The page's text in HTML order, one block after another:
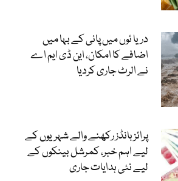
دریا ئوں میں پانی کے بہا میں
اضافے کا امکان، این ڈی ایم اے
نے الرٹ جاری کردیا
پرائز بانڈز رکھنے والے شہریوں کے
لیے اہم خبر، کمرشل بینکوں کے
لیے نئی ہدایات جاری